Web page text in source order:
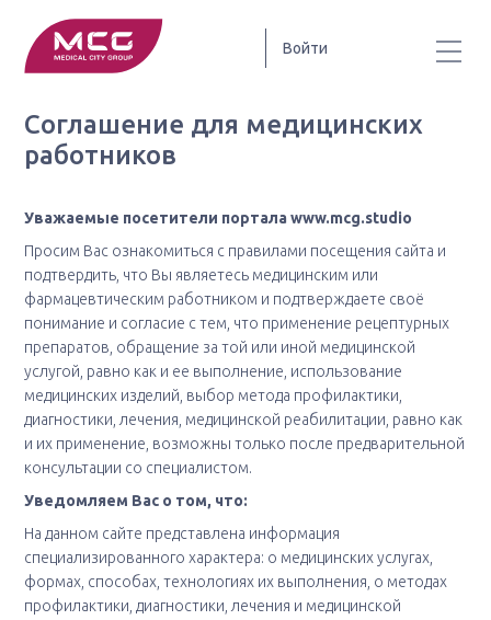
Войти
Соглашение для медицинских
работников
Уважаемые посетители портала www.mcg.studio
Просим Вас ознакомиться с правилами посещения сайта и
подтвердить, что Вы являетесь медицинским или
фармацевтическим работником и подтверждаете своё
понимание и согласие с тем, что применение рецептурных
препаратов, обращение за той или иной медицинской
услугой, равно как и ее выполнение, использование
медицинских изделий, выбор метода профилактики,
диагностики, лечения, медицинской реабилитации, равно как
и их применение, возможны только после предварительной
консультации со специалистом.
Уведомляем Вас о том, что:
На данном сайте представлена информация
специализированного характера: о медицинских услугах,
формах, способах, технологиях их выполнения, о методах
профилактики, диагностики, лечения и медицинской